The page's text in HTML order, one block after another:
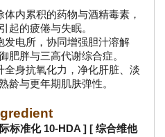
内累积的药物与酒精毒素，
起的疲倦与失眠。
发电所，协同增强胆汁溶解
肥胖与三高代谢综合症。
全身抗氧化力，净化肝脏、淡
龄与更年期肌肤弹性。
标准化 10-HDA ] [ 综合维他